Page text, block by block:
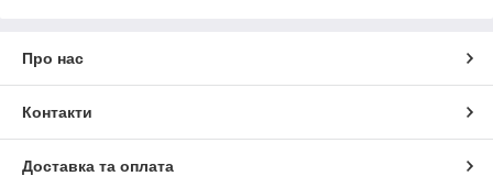
Про нас
Контакти
Доставка та оплата